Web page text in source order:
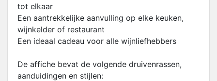
tot elkaar
Een aantrekkelijke aanvulling op elke keuken,
wijnkelder of restaurant
Een ideaal cadeau voor alle wijnliefhebbers
De affiche bevat de volgende druivenrassen,
aanduidingen en stijlen: